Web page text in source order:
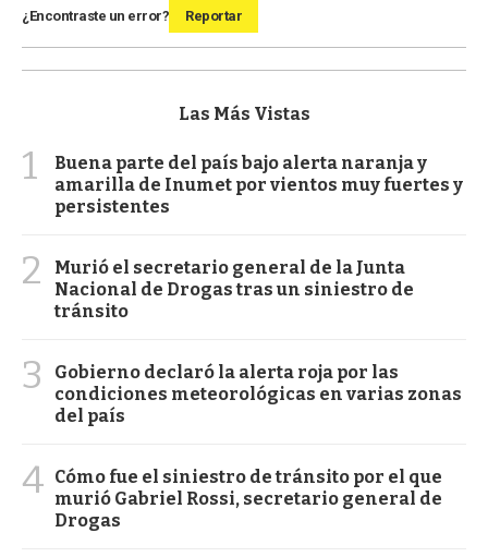
¿Encontraste un error? Reportar
Las Más Vistas
1
Buena parte del país bajo alerta naranja y
amarilla de Inumet por vientos muy fuertes y
persistentes
2
Murió el secretario general de la Junta
Nacional de Drogas tras un siniestro de
tránsito
3
Gobierno declaró la alerta roja por las
condiciones meteorológicas en varias zonas
del país
4 Cómo fue el siniestro de tránsito por el que
murió Gabriel Rossi, secretario general de
Drogas